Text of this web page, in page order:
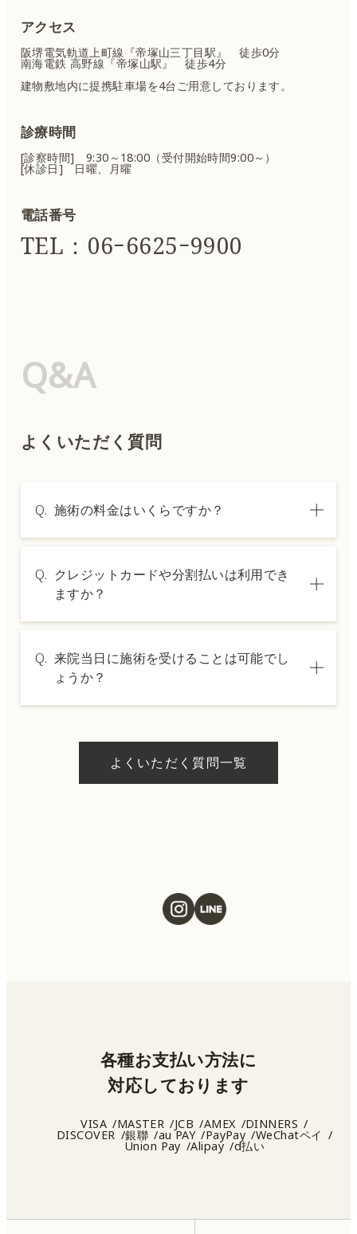
アクセス
阪堺電気軌道上町線『帝塚山三丁目駅』 徒歩0分
南海電鉄 高野線『帝塚山駅』 徒歩4分
建物敷地内に提携駐車場を4台ご用意しております。
診療時間
[診察時間] 9:30～18:00（受付開始時間9:00～）
[休診日] 日曜、月曜
電話番号
TEL：06ｰ6625ｰ9900
Q&A
よくいただく質問
Q. 施術の料金はいくらですか？
は料金表ページをご確認いただくか、カウン
セリングでご案内いたします。
Q. クレジットカードや分割払いは利用でき
ますか？
した分割払いも可能です。詳細は受付スタッ
フにお問い合わせください。
Q. 来院当日に施術を受けることは可能でし
ょうか？
ただける施術もございます。当日の施術をご
希望の場合は、ご予約の際にお気軽にご相談
よくいただく質問一覧
各種お支払い方法に
対応しております
VISA MASTER JCB AMEX DINNERS
DISCOVER 銀聯 au PAY PayPay WeChatペイ
Union Pay Alipay d払い